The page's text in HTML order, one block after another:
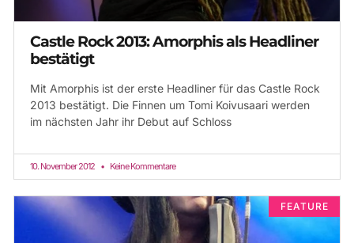
Castle Rock 2013: Amorphis als Headliner
bestätigt
Mit Amorphis ist der erste Headliner für das Castle Rock
2013 bestätigt. Die Finnen um Tomi Koivusaari werden
im nächsten Jahr ihr Debut auf Schloss
10. November 2012 Keine Kommentare
FEATURE